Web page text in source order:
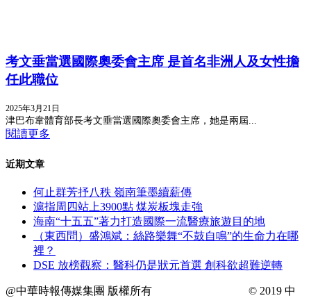
考文垂當選國際奧委會主席 是首名非洲人及女性擔
任此職位
2025年3月21日
津巴布韋體育部長考文垂當選國際奧委會主席，她是兩屆...
閱讀更多
近期文章
何止群芳抒八秩 嶺南筆墨續薪傳
滬指周四站上3900點 煤炭板塊走強
海南“十五五”著力打造國際一流醫療旅遊目的地
（東西問）盛鴻斌：絲路樂舞“不鼓自鳴”的生命力在哪
裡？
DSE 放榜觀察：醫科仍是狀元首選 創科欲超難逆轉
@中華時報傳媒集團 版權所有
© 2019 中